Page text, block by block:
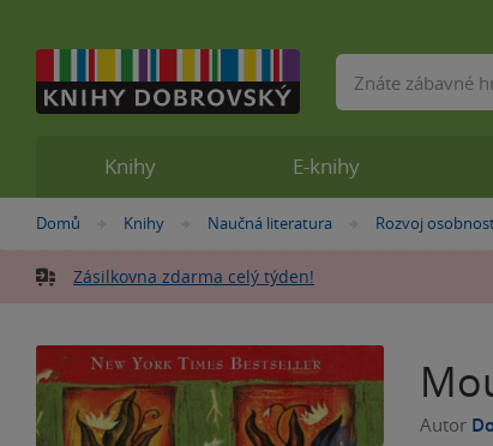
Nacházíte
zde:
Domů »
Knihy »
Naučná literatura »
Rozvoj
Zásilkovna zdarma celý týden!
Autor
Knihy E-knihy
Vyhledávání